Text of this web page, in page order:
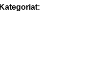
Kategoriat: